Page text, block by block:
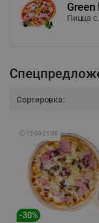
Пицца c
Сортировка:
🕘 12:00-21:00
-30%